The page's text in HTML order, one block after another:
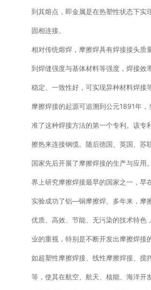
到其熔点，即金属是在热塑性状态下实
固相连接。
相对传统熔焊，摩擦焊具有焊接接头质
到焊缝强度与基体材料等强度，焊接效
稳定、一致性好，可实现异种材料焊接等
摩擦焊接的起源可追溯到公元1891年，
准了这种焊接方法的第一个专利。该专
擦热来连接钢缆。随后德国、英国、苏
国家先后开展了摩擦焊接的生产与应用
界上研究摩擦焊接最早的国家之一，早
实验成功了铝—铜摩擦焊。多年来，摩
优质、高效、节能、无污染的技术特色
业的重视，特别是不断开发出摩擦焊接
如超塑性摩擦焊接、线性摩擦焊接、搅
等，使其在航空、航天、核能、海洋开